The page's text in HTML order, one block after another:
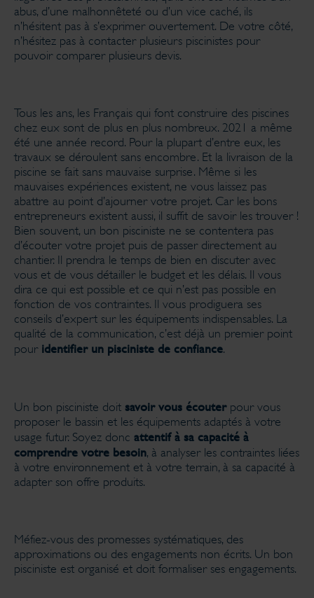
abus, d’une malhonnêteté ou d’un vice caché, ils
n’hésitent pas à s’exprimer ouvertement. De votre côté,
n’hésitez pas à contacter plusieurs piscinistes pour
pouvoir comparer plusieurs devis.
Tous les ans, les Français qui font construire des piscines
chez eux sont de plus en plus nombreux. 2021 a même
été une année record. Pour la plupart d’entre eux, les
travaux se déroulent sans encombre. Et la livraison de la
piscine se fait sans mauvaise surprise. Même si les
mauvaises expériences existent, ne vous laissez pas
abattre au point d’ajourner votre projet. Car les bons
entrepreneurs existent aussi, il suffit de savoir les trouver !
Bien souvent, un bon pisciniste ne se contentera pas
d’écouter votre projet puis de passer directement au
chantier. Il prendra le temps de bien en discuter avec
vous et de vous détailler le budget et les délais. Il vous
dira ce qui est possible et ce qui n’est pas possible en
fonction de vos contraintes. Il vous prodiguera ses
conseils d’expert sur les équipements indispensables. La
qualité de la communication, c’est déjà un premier point
pour identifier un pisciniste de confiance.
Un bon pisciniste doit savoir vous écouterpour vous
proposer le bassin et les équipements adaptés à votre
usage futur. Soyez donc attentif à sa capacité à
comprendre votre besoin, à analyser les contraintes liées
à votre environnement et à votre terrain, à sa capacité à
adapter son offre produits.
Méfiez-vous des promesses systématiques, des
approximations ou des engagements non écrits. Un bon
pisciniste est organisé et doit formaliser ses engagements.